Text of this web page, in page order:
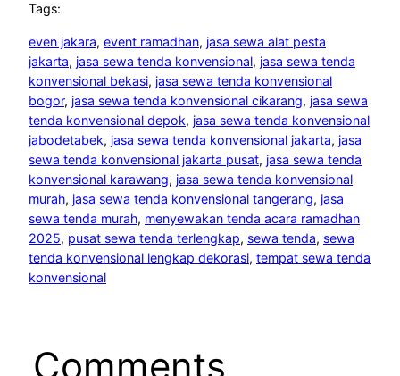
Tags:
even jakara, event ramadhan, jasa sewa alat pesta
jakarta, jasa sewa tenda konvensional, jasa sewa tenda
konvensional bekasi, jasa sewa tenda konvensional
bogor, jasa sewa tenda konvensional cikarang, jasa sewa
tenda konvensional depok, jasa sewa tenda konvensional
jabodetabek, jasa sewa tenda konvensional jakarta, jasa
sewa tenda konvensional jakarta pusat, jasa sewa tenda
konvensional karawang, jasa sewa tenda konvensional
murah, jasa sewa tenda konvensional tangerang, jasa
sewa tenda murah, menyewakan tenda acara ramadhan
2025, pusat sewa tenda terlengkap, sewa tenda, sewa
tenda konvensional lengkap dekorasi, tempat sewa tenda
konvensional
Comments